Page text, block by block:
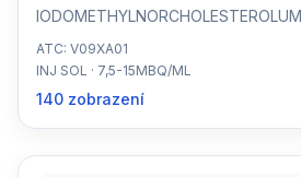
ATC: V09XA01
INJ SOL · 7,5-15MBQ/ML
140 zobrazení